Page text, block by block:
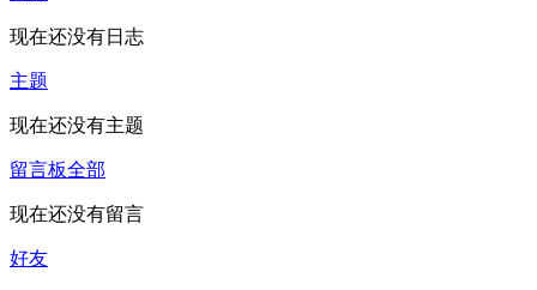
现在还没有日志
主题
现在还没有主题
留言板全部
现在还没有留言
好友